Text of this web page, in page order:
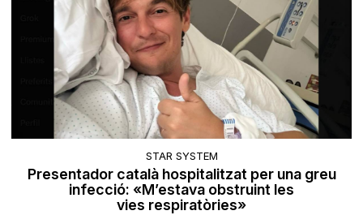
STAR SYSTEM
Presentador català hospitalitzat per una greu
infecció: «M’estava obstruint les
vies respiratòries»